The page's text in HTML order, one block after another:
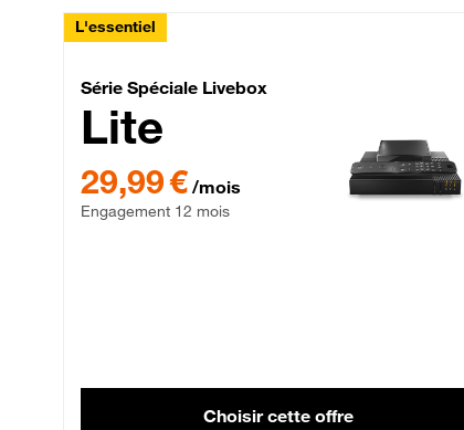
L'essentiel
Série Spéciale
Série Spéciale Livebox
Lite
29,99 € par mois , Engagement 12 mois
29,99 € /mois
Engagement 12 mois
Choisir cette offre